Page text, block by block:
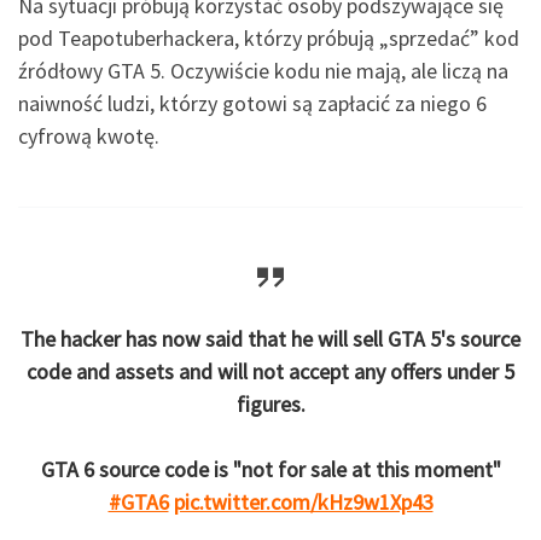
pod Teapotuberhackera, którzy próbują „sprzedać” kod
źródłowy GTA 5. Oczywiście kodu nie mają, ale liczą na
naiwność ludzi, którzy gotowi są zapłacić za niego 6
cyfrową kwotę.
The hacker has now said that he will sell GTA 5's source
code and assets and will not accept any offers under 5
figures.
GTA 6 source code is "not for sale at this moment"
#GTA6 pic.twitter.com/kHz9w1Xp43